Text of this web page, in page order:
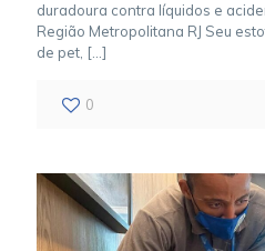
duradoura contra líquidos e
Região Metropolitana RJ Seu
de pet, […]
0